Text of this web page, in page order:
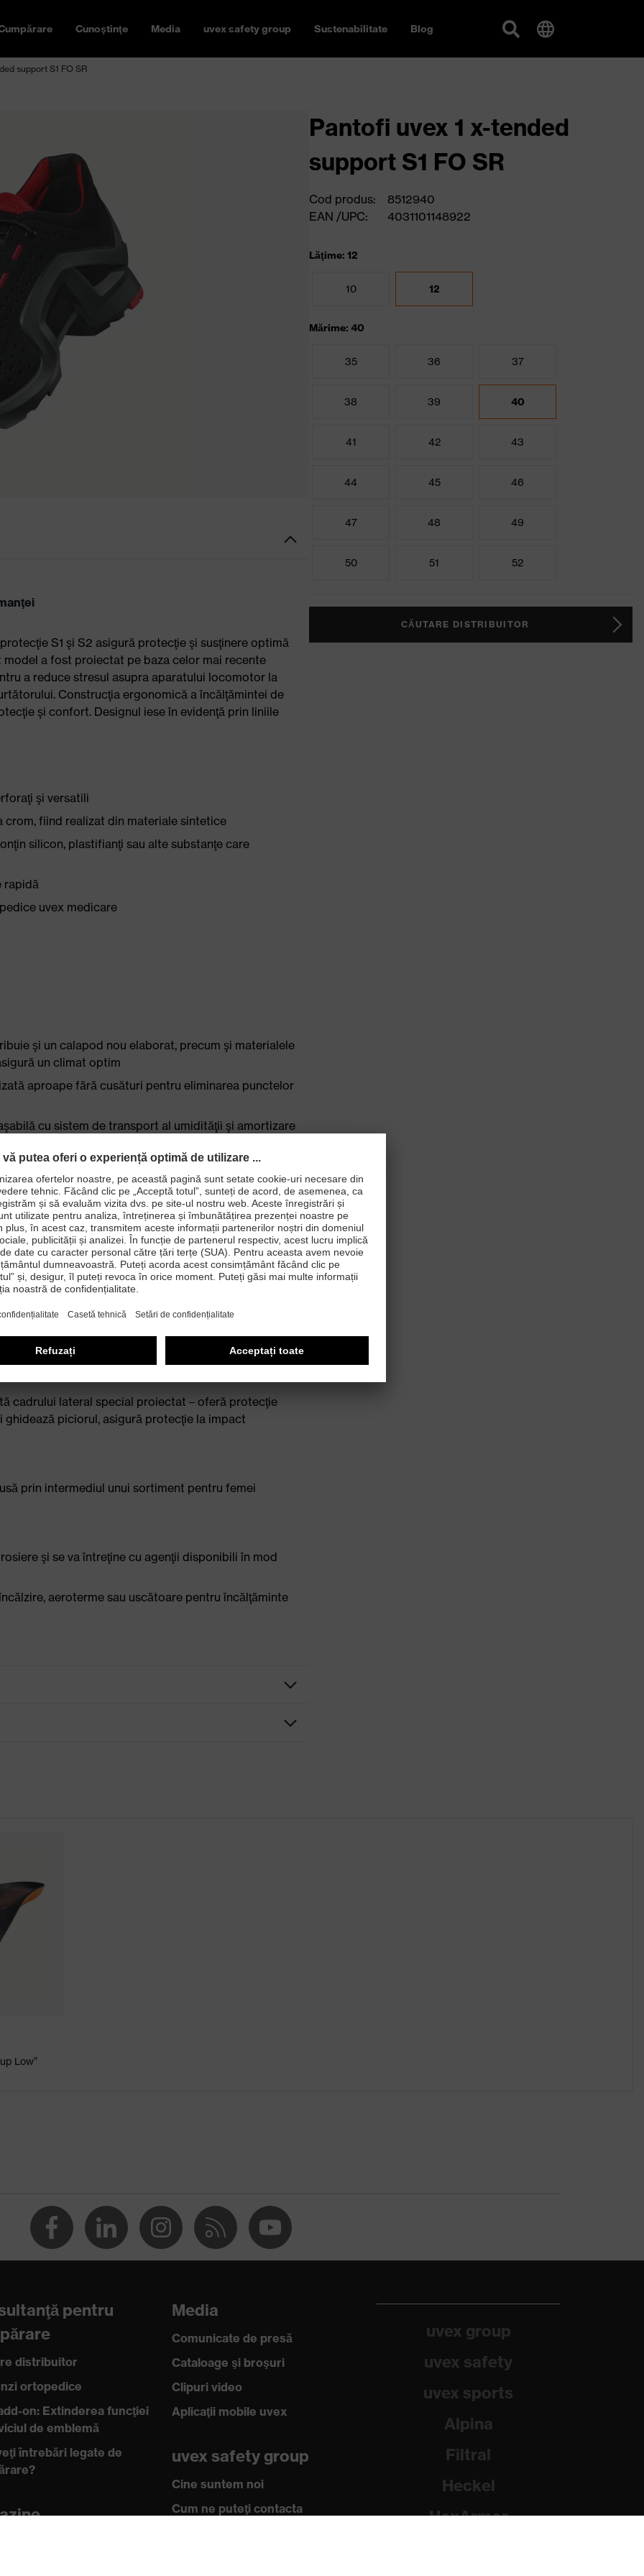
Cunoştinţe Media uvex safety group Sustenabilitate Blog
support S1 FO SR
S1 şi S2 asigură protecţie şi susţinere optimă
a fost proiectat pe baza celor mai recente
a reduce stresul asupra aparatului locomotor la
Construcţia ergonomică a încălţămintei de
şi confort. Designul iese în evidenţă prin liniile
şi versatili
fiind realizat din materiale sintetice
silicon, plastifianţi sau alte substanţe care
rapidă
uvex medicare
şi un calapod nou elaborat, precum şi materialele
un climat optim
aproape fără cusături pentru eliminarea punctelor
cu sistem de transport al umidităţii şi amortizare
pentru femei
+ A1:2024 cu marcaj suplimentar pentru
sub 100 megaohm
metal – compact, cu formă anatomică, cu stabilitate
cu dublă densitate, cu proprietăţi
cadrului lateral special proiectat – oferă protecţie
piciorul, asigură protecţie la impact
prin intermediul unui sortiment pentru femei
şi se va întreţine cu agenţii disponibili în mod
aeroterme sau uscătoare pentru încălţăminte
de călcâi integrată în configuraţia tălpii, Închidere în zona
2015, Focus Open 2013 - Silver, Premiul Red Dot
(ESD) cu o rezistenţă de scurgere mai mică de
Pantofi uvex 1 x-tended
support S1 FO SR
Cod produs:
8512940
EAN /UPC:
4031101148922
Lăţime: 12
10 12
Mărime: 40
35 36 37
38 39 40
41 42 43
44 45 46
47 48 49
50 51 52
CĂUTARE DISTRIBUITOR
Low”
pentru
distribuitor
ortopedice
on: Extinderea funcţiei
de emblemă
întrebări legate de
Media
Comunicate de presă
Cataloage şi broşuri
Clipuri video
Aplicaţii mobile uvex
uvex safety group
Cine suntem noi
Cum ne puteţi contacta
uvex group
uvex safety
uvex sports
Alpina
Filtral
Heckel
HexArmor